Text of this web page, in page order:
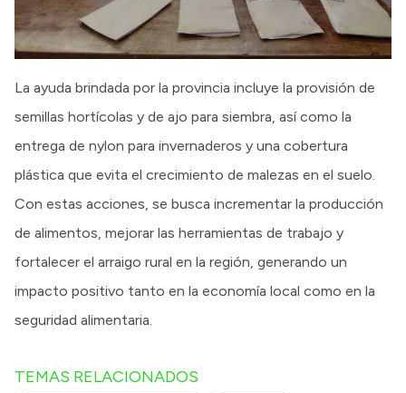
La ayuda brindada por la provincia incluye la provisión de
semillas hortícolas y de ajo para siembra, así como la
entrega de nylon para invernaderos y una cobertura
plástica que evita el crecimiento de malezas en el suelo.
Con estas acciones, se busca incrementar la producción
de alimentos, mejorar las herramientas de trabajo y
fortalecer el arraigo rural en la región, generando un
impacto positivo tanto en la economía local como en la
seguridad alimentaria.
TEMAS RELACIONADOS